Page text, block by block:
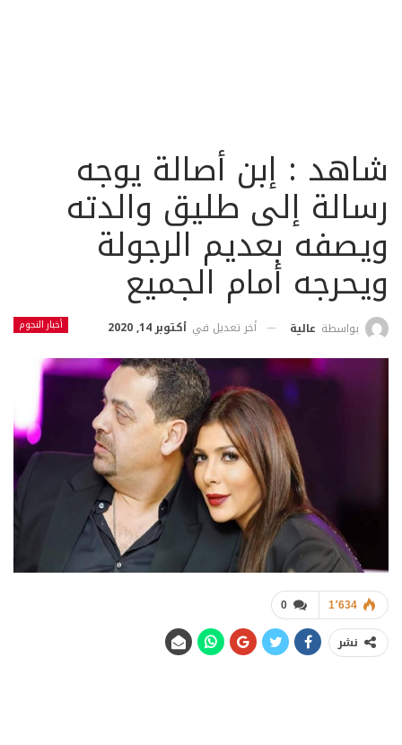
شاهد : إبن أصالة يوجه
رسالة إلى طليق والدته
ويصفه بعديم الرجولة
ويحرجه أمام الجميع
أخبار النجوم بواسطة عالية أخر تعديل في أكتوبر 14, 2020
0 1٬634
نشر